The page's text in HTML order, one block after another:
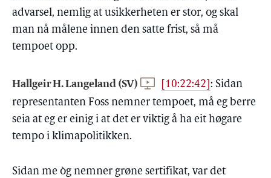
advarsel, nemlig at usikkerheten er stor, og skal
man nå målene innen den satte frist, så må
tempoet opp.
Hallgeir H. Langeland (SV) [10:22:42] : Sidan
representanten Foss nemner tempoet, må eg berre
seia at eg er einig i at det er viktig å ha eit høgare
tempo i klimapolitikken.
Sidan me òg nemner grøne sertifikat, var det